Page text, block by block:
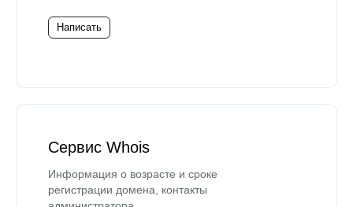
Написать
Сервис Whois
Информация о возрасте и сроке
регистрации домена, контакты